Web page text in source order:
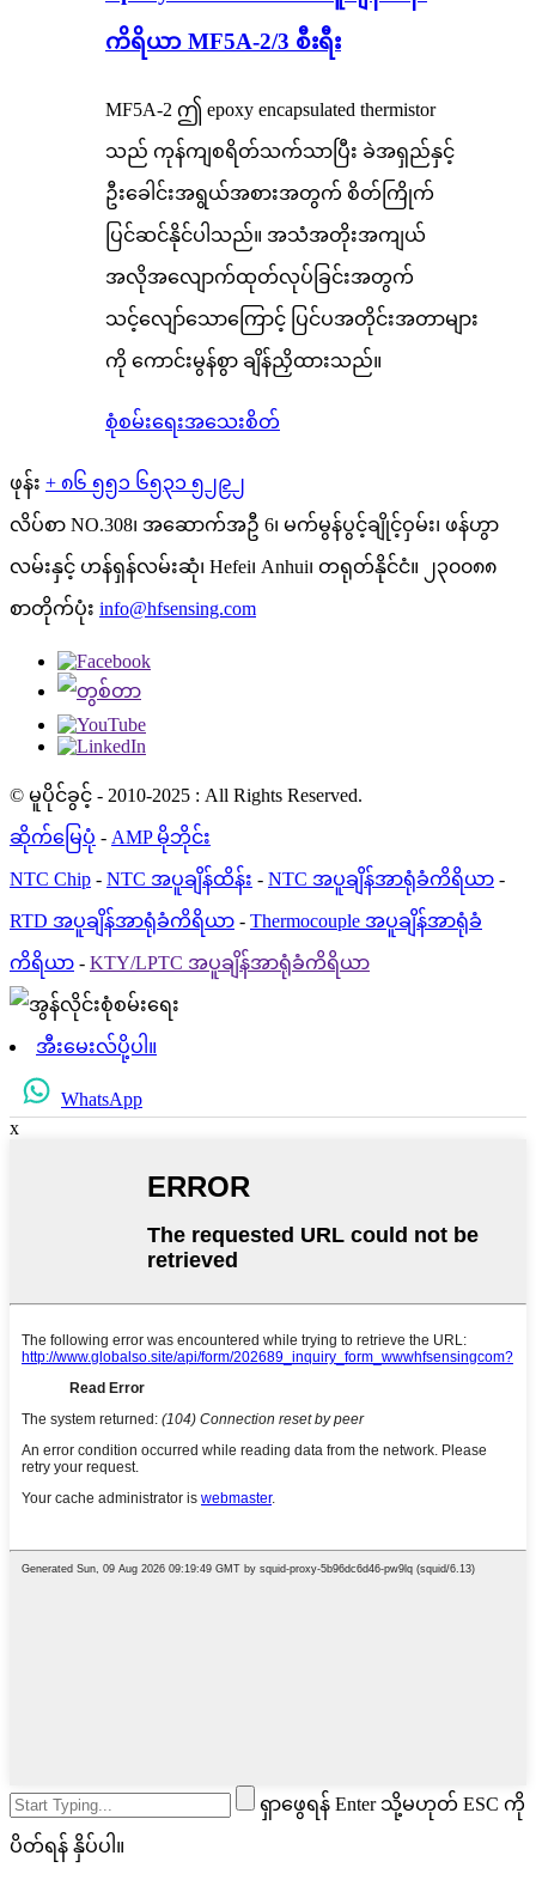
ကိရိယာ MF5A-2/3 စီးရီး
MF5A-2 ဤ epoxy encapsulated thermistor
သည် ကုန်ကျစရိတ်သက်သာပြီး ခဲအရှည်နှင့်
ဦးခေါင်းအရွယ်အစားအတွက် စိတ်ကြိုက်
ပြင်ဆင်နိုင်ပါသည်။ အသံအတိုးအကျယ်
အလိုအလျောက်ထုတ်လုပ်ခြင်းအတွက်
သင့်လျော်သောကြောင့် ပြင်ပအတိုင်းအတာများ
ကို ကောင်းမွန်စွာ ချိန်ညှိထားသည်။
စုံစမ်းရေးအသေးစိတ်
ဖုန်း + ၈၆ ၅၅၁ ၆၅၃၁ ၅၂၉၂
လိပ်စာ NO.308၊ အဆောက်အဦ 6၊ မက်မွန်ပွင့်ချိုင့်ဝှမ်း၊ ဖန်ဟွာ
လမ်းနှင့် ဟန်ရှန်လမ်းဆုံ၊ Hefei၊ Anhui၊ တရုတ်နိုင်ငံ။ ၂၃၀၀၈၈
စာတိုက်ပုံး info@hfsensing.com
© မူပိုင်ခွင့် - 2010-2025 : All Rights Reserved.
ဆိုက်မြေပုံ - AMP မိုဘိုင်း
NTC Chip - NTC အပူချိန်ထိန်း - NTC အပူချိန်အာရုံခံကိရိယာ -
RTD အပူချိန်အာရုံခံကိရိယာ - Thermocouple အပူချိန်အာရုံခံ
ကိရိယာ - KTY/LPTC အပူချိန်အာရုံခံကိရိယာ
အီးမေးလ်ပို့ပါ။
WhatsApp
x
ရှာဖွေရန် Enter သို့မဟုတ် ESC ကို
ပိတ်ရန် နှိပ်ပါ။